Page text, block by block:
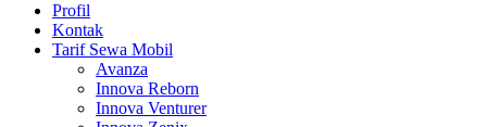
window
window
window
windowProfil
Kontak
Tarif Sewa Mobil
Avanza
Innova Reborn
Innova Venturer